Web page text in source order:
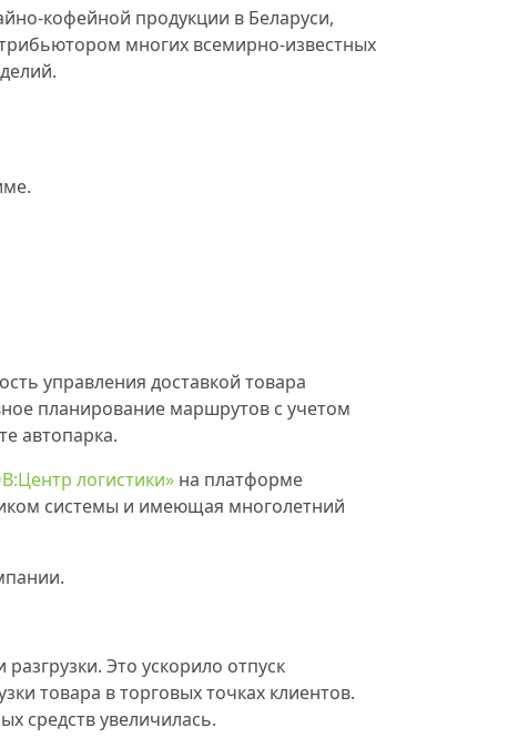
кофейной продукции в Беларуси,
многих всемирно-известных
управления доставкой товара
планирование маршрутов с учетом
автопарка.
логистики» на платформе
системы и имеющая многолетний
Это ускорило отпуск
товара в торговых точках клиентов.
средств увеличилась.